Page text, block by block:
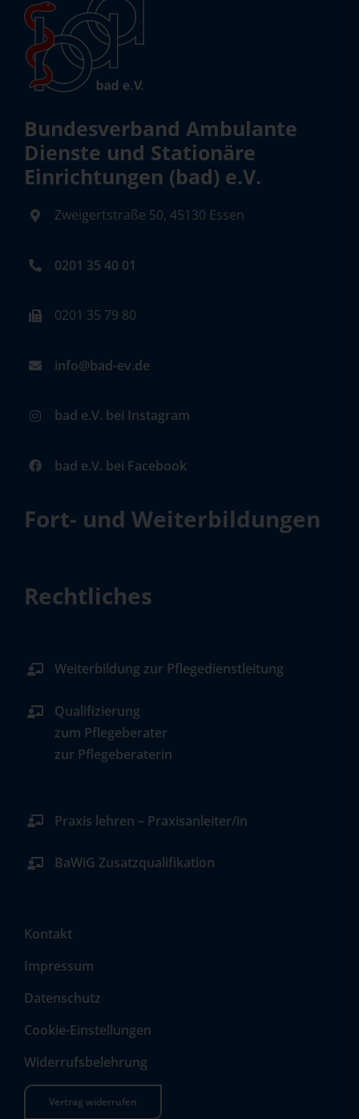
Bundesverband Ambulante
Dienste und Stationäre
Einrichtungen (bad) e.V.
Zweigertstraße 50, 45130 Essen
0201 35 40 01
0201 35 79 80
info@bad-ev.de
bad e.V. bei Instagram
bad e.V. bei Facebook
Fort- und Weiterbildungen
Rechtliches
Weiterbildung zur Pflegedienstleitung
Qualifizierung
zum Pflegeberater
zur Pflegeberaterin
Praxis lehren – Praxisanleiter/in
BaWiG Zusatzqualifikation
Kontakt
Impressum
Datenschutz
Cookie-Einstellungen
Widerrufsbelehrung
Vertrag widerrufen